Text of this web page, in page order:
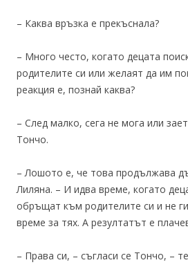
– Каква връзка е прекъснала?
– Много често, когато децата
родителите си или желаят да им
реакция е, познай каква?
– След малко, сега не мога или
Тончо.
– Лошото е, че това продължава
Лиляна. – И идва време, когато
обръщат към родителите си и не
време за тях. А резултатът е
– Права си, – съгласи се Тончо, –